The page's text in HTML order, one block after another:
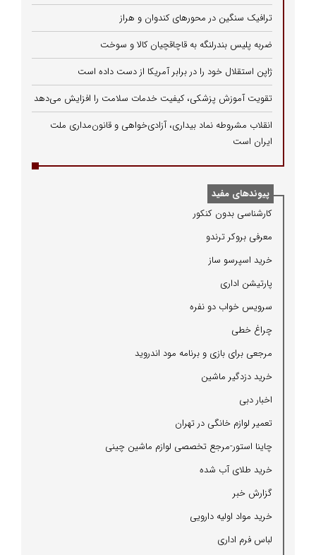
ترافیک سنگین در محورهای کندوان و هراز
ضربه پلیس بندرلنگه به قاچاقچیان کالا و سوخت
ژاپن استقلال خود را در برابر آمریکا از دست داده است
تقویت آموزش پزشکی، کیفیت خدمات سلامت را افزایش می‌دهد
انقلاب مشروطه نماد بیداری، آزادی‌خواهی و قانون‌مداری ملت
ایران است
پیوندهای مفید
كارشناسی بدون كنكور
معرفی بروكر ترندو
خرید اسپرسو ساز
پارتیشن اداری
سرویس خواب دو نفره
چراغ خطی
مرجعی برای بازی و برنامه مود اندروید
خرید دزدگیر ماشین
اخبار دبی
تعمیر لوازم خانگی در تهران
چاینا استور-مرجع تخصصی لوازم ماشین چینی
خرید طلای آب شده
گزارش خبر
خرید مواد اولیه دارویی
لباس فرم اداری